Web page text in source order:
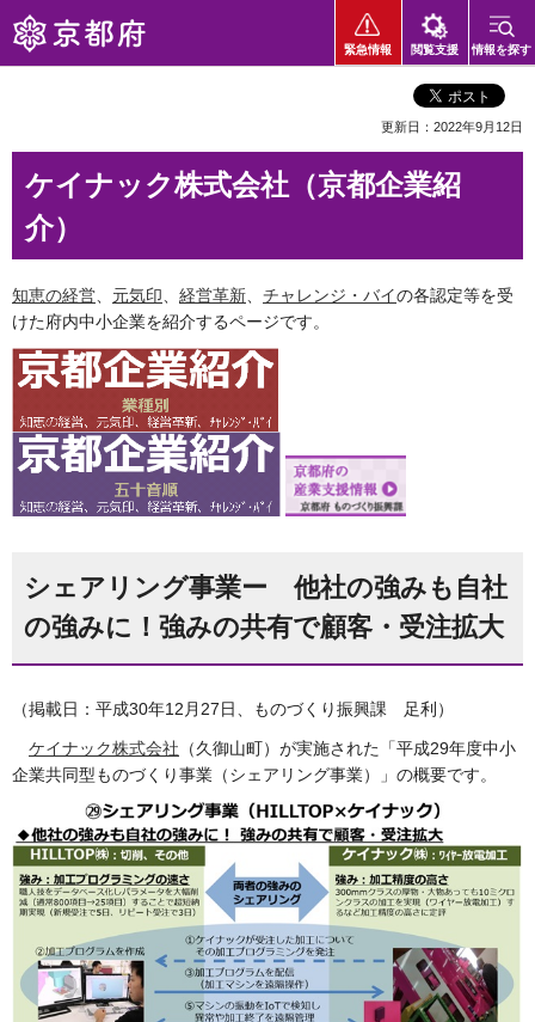
京都府
緊急情報 閲覧支援 情報を探す
更新日：2022年9月12日
ケイナック株式会社（京都企業紹
介）
知恵の経営 元気印 経営革新 チャレンジ・バイの各認定等を受
けた府内中小企業を紹介するページです。
シェアリング事業ー 他社の強みも自社
の強みに！強みの共有で顧客・受注拡大
（掲載日：平成30年12月27日、ものづくり振興課 足利）
ケイナック株式会社 （久御山町）が実施された「平成29年度中小
企業共同型ものづくり事業（シェアリング事業）」の概要です。